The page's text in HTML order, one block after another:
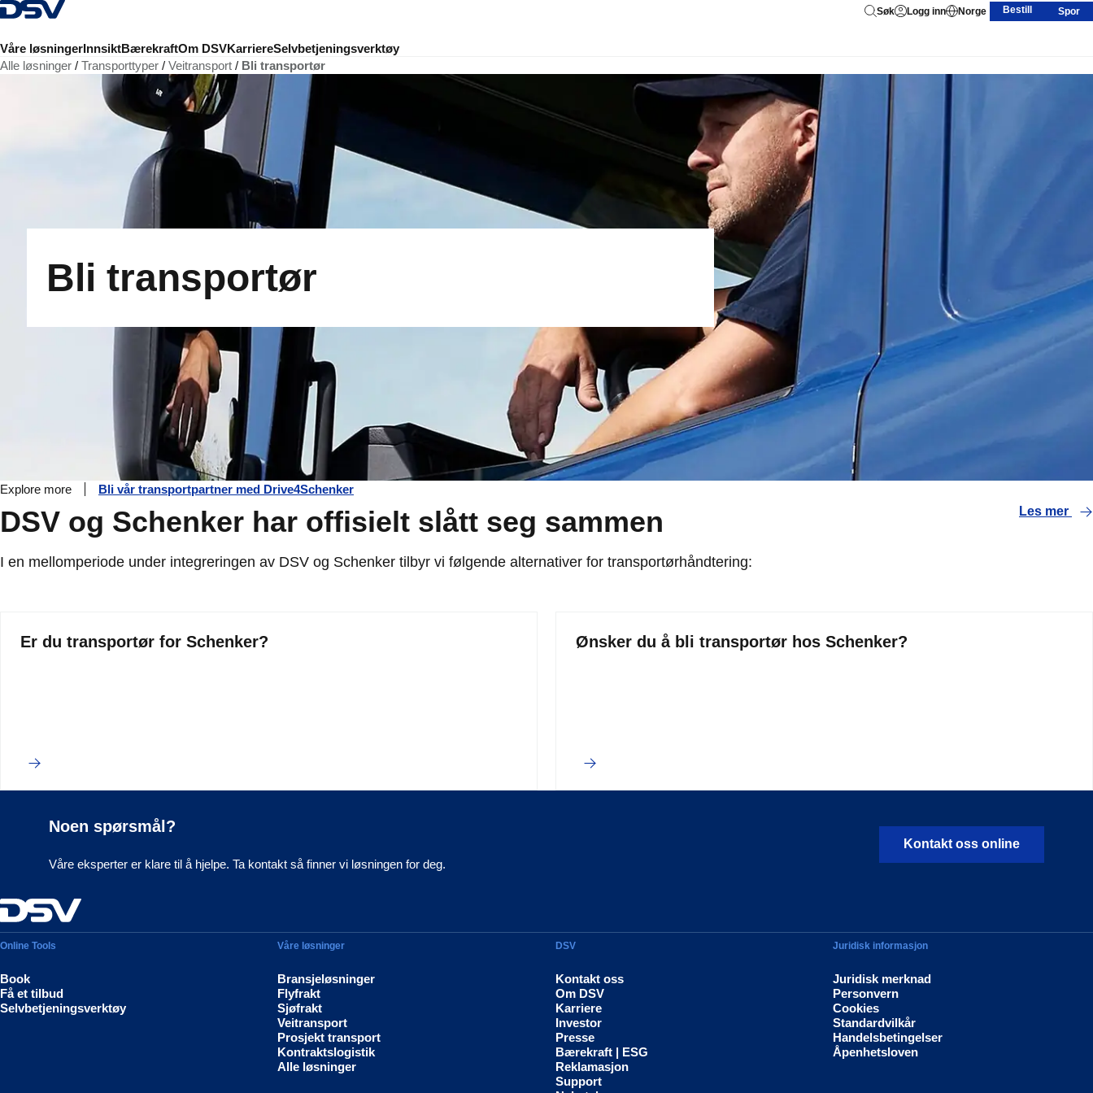
Tilbake til hjemmesiden
Våre løsningerInnsiktBærekraftOm DSVKarriereSelvbetjeningsverktøy
Søk Logg inn Norge Bestill Spor
Alle løsninger Transporttyper Veitransport Bli transportør
Bli transportør
Explore more Bli vår transportpartner med Drive4Schenker
DSV og Schenker har offisielt slått seg sammen
I en mellomperiode under integreringen av DSV og Schenker tilbyr vi følgende alternativer for transportørhåndtering:
Les mer
Er du transportør for Schenker? Ønsker du å bli transportør hos Schenker?
Noen spørsmål?
Våre eksperter er klare til å hjelpe. Ta kontakt så finner vi løsningen for deg.
Kontakt oss online
Online Tools
Book
Få et tilbud
Selvbetjeningsverktøy
Våre løsninger
Bransjeløsninger
Flyfrakt
Sjøfrakt
Veitransport
Prosjekt transport
Kontraktslogistik
Alle løsninger
DSV
Kontakt oss
Om DSV
Karriere
Investor
Presse
Bærekraft | ESG
Reklamasjon
Support
Juridisk informasjon
Juridisk merknad
Personvern
Cookies
Standardvilkår
Handelsbetingelser
Åpenhetsloven